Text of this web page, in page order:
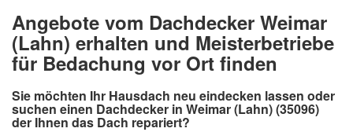
Angebote vom Dachdecker Weimar
(Lahn) erhalten und Meisterbetriebe
für Bedachung vor Ort finden
Sie möchten Ihr Hausdach neu eindecken lassen oder
suchen einen Dachdecker in Weimar (Lahn) (35096)
der Ihnen das Dach repariert?